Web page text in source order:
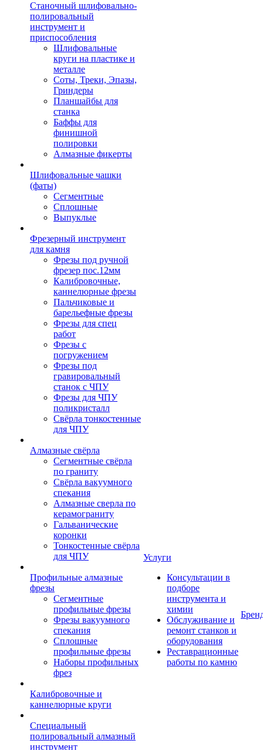
Станочный шлифовально-
полировальный
инструмент и
приспособления
Шлифовальные
круги на пластике и
металле
Соты, Треки, Эпазы,
Гриндеры
Планшайбы для
станка
Баффы для
финишной
полировки
Алмазные фикерты
Шлифовальные чашки
(фаты)
Сегментные
Сплошные
Выпуклые
Фрезерный инструмент
для камня
Фрезы под ручной
фрезер пос.12мм
Калибровочные,
каннелюрные фрезы
Пальчиковые и
барельефные фрезы
Фрезы для спец
работ
Фрезы с
погружением
Фрезы под
гравировальный
станок с ЧПУ
Фрезы для ЧПУ
поликристалл
Свёрла тонкостенные
для ЧПУ
Алмазные свёрла
Сегментные свёрла
по граниту
Свёрла вакуумного
спекания
Алмазные сверла по
керамограниту
Гальванические
коронки
Тонкостенные свёрла
для ЧПУ
Профильные алмазные
фрезы
Сегментные
профильные фрезы
Фрезы вакуумного
спекания
Сплошные
профильные фрезы
Наборы профильных
фрез
Калибровочные и
каннелюрные круги
Специальный
полировальный алмазный
инструмент
Услуги
Консультации в
подборе
инструмента и
химии
Обслуживание и
ремонт станков и
оборудования
Реставрационные
работы по камню